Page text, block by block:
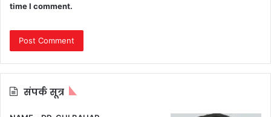
time I comment.
संपर्क सूत्र